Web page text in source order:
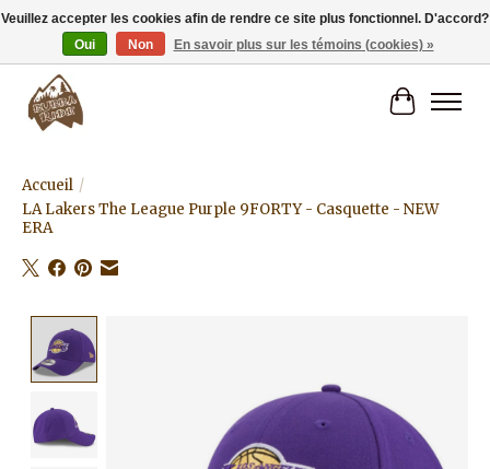
Livraison gratuite à partir de 80€.
Panier
Accueil /
LA Lakers The League Purple 9FORTY - Casquette - NEW
ERA
Veuillez accepter les cookies afin de rendre ce site plus fonctionnel. D'accord?
Oui
Non En savoir plus sur les témoins (cookies) »